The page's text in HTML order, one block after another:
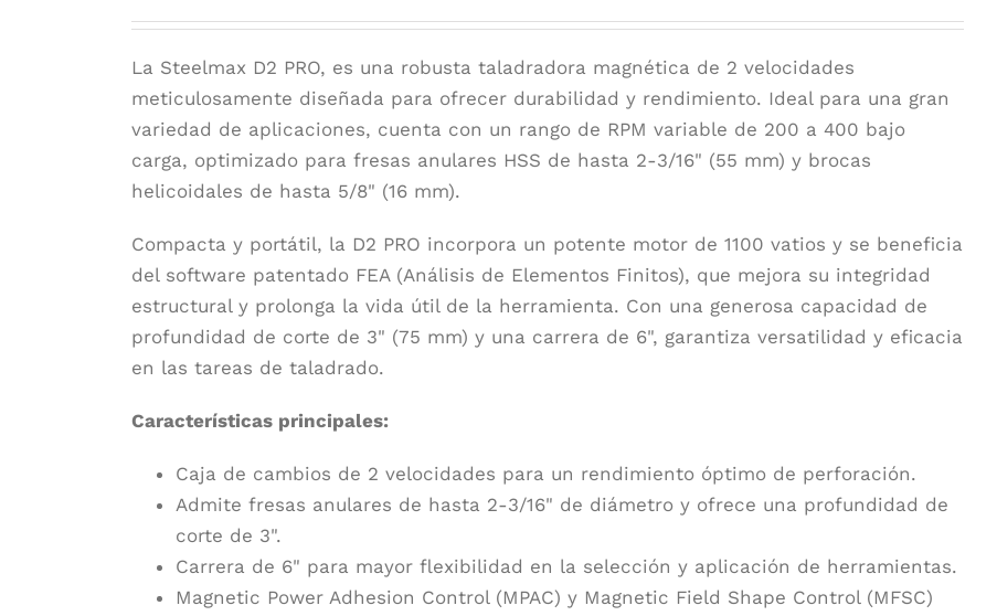
La Steelmax D2 PRO, es una robusta taladradora magnética de 2 velocidades
meticulosamente diseñada para ofrecer durabilidad y rendimiento. Ideal para una gran
variedad de aplicaciones, cuenta con un rango de RPM variable de 200 a 400 bajo
carga, optimizado para fresas anulares HSS de hasta 2-3/16" (55 mm) y brocas
helicoidales de hasta 5/8" (16 mm).
Compacta y portátil, la D2 PRO incorpora un potente motor de 1100 vatios y se beneficia
del software patentado FEA (Análisis de Elementos Finitos), que mejora su integridad
estructural y prolonga la vida útil de la herramienta. Con una generosa capacidad de
profundidad de corte de 3" (75 mm) y una carrera de 6", garantiza versatilidad y eficacia
en las tareas de taladrado.
Características principales:
Caja de cambios de 2 velocidades para un rendimiento óptimo de perforación.
Admite fresas anulares de hasta 2-3/16" de diámetro y ofrece una profundidad de
corte de 3".
Carrera de 6" para mayor flexibilidad en la selección y aplicación de herramientas.
Magnetic Power Adhesion Control (MPAC) y Magnetic Field Shape Control (MFSC)